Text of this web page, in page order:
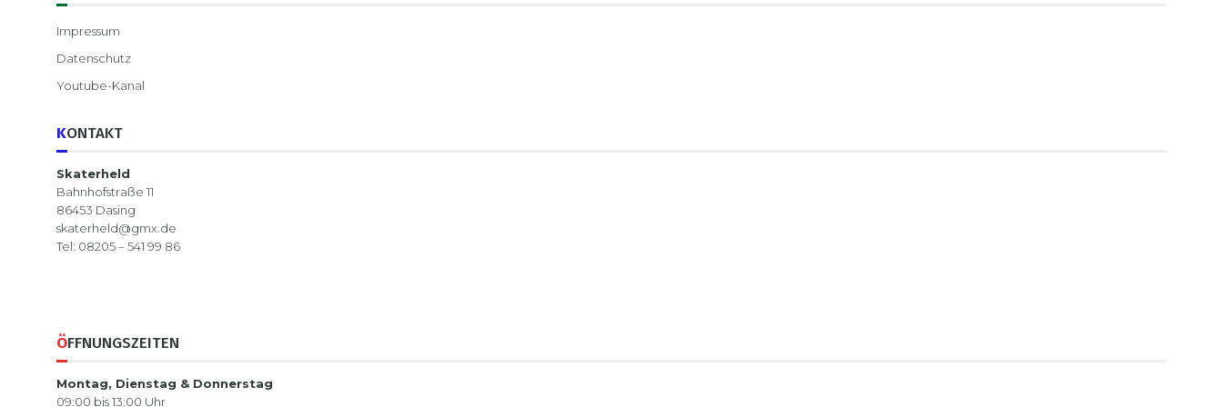
Impressum
Datenschutz
Youtube-Kanal
KONTAKT
Skaterheld
Bahnhofstraße 11
86453 Dasing
skaterheld@gmx.de
Tel: 08205 – 541 99 86
ÖFFNUNGSZEITEN
Montag, Dienstag & Donnerstag
09:00 bis 13:00 Uhr